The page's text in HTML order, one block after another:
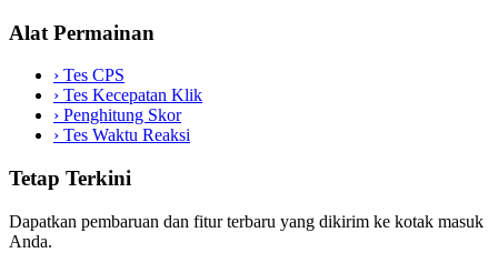
Alat Permainan
› Tes CPS
› Tes Kecepatan Klik
› Penghitung Skor
› Tes Waktu Reaksi
Tetap Terkini
Dapatkan pembaruan dan fitur terbaru yang dikirim ke kotak masuk
Anda.